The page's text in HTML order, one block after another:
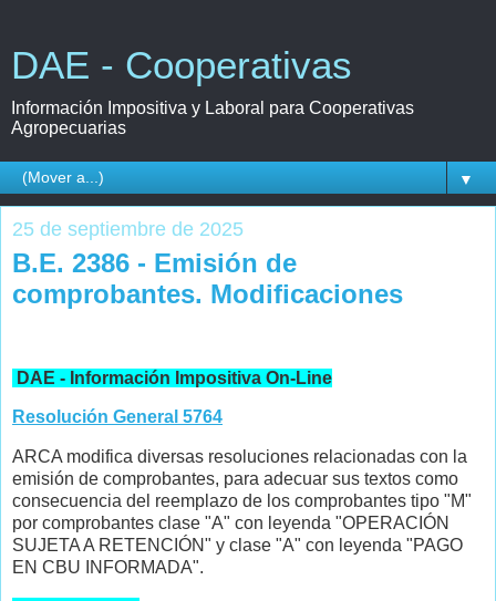
DAE - Cooperativas
Información Impositiva y Laboral para Cooperativas
Agropecuarias
▼
25 de septiembre de 2025
B.E. 2386 - Emisión de
comprobantes. Modificaciones
DAE - Información Impositiva On-Line
Resolución General 5764
ARCA modifica diversas resoluciones relacionadas con la
emisión de comprobantes, para adecuar sus textos como
consecuencia del reemplazo de los comprobantes tipo "M"
por comprobantes clase "A" con leyenda "OPERACIÓN
SUJETA A RETENCIÓN" y clase "A" con leyenda "PAGO
EN CBU INFORMADA".